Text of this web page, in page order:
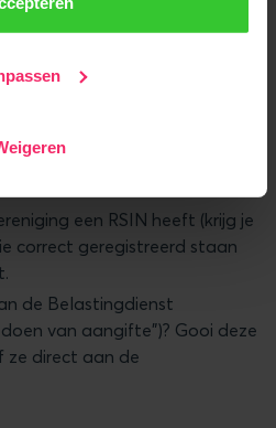
derdendie uw gegevens
een RSIN heeft (krijg je
correct geregistreerd staan
de Belastingdienst
van aangifte")? Gooi deze
ze direct aan de